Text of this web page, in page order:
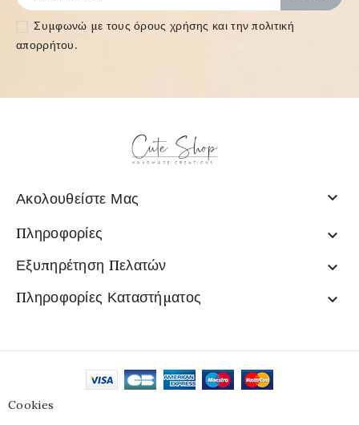
Συμφωνώ με τουςόρους χρήσης και την πολιτική
απορρήτου.
Ακολουθείστε Μας 
Πληροφορίες 
Εξυπηρέτηση Πελατών 
Πληροφορίες Καταστήματος 
Cookies